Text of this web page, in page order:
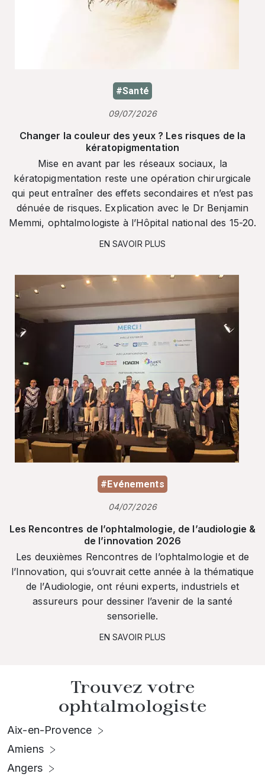
#Santé
09/07/2026
Changer la couleur des yeux ? Les risques de la
kératopigmentation
Mise en avant par les réseaux sociaux, la
kératopigmentation reste une opération chirurgicale
qui peut entraîner des effets secondaires et n’est pas
dénuée de risques. Explication avec le Dr Benjamin
Memmi, ophtalmologiste à l’Hôpital national des 15-20.
EN SAVOIR PLUS
#Evénements
04/07/2026
Les Rencontres de l’ophtalmologie, de l’audiologie &
de l’innovation 2026
Les deuxièmes Rencontres de l’ophtalmologie et de
l’Innovation, qui s’ouvrait cette année à la thématique
de l’Audiologie, ont réuni experts, industriels et
assureurs pour dessiner l’avenir de la santé
sensorielle.
EN SAVOIR PLUS
Trouvez votre
ophtalmologiste
Aix-en-Provence
Amiens
Angers